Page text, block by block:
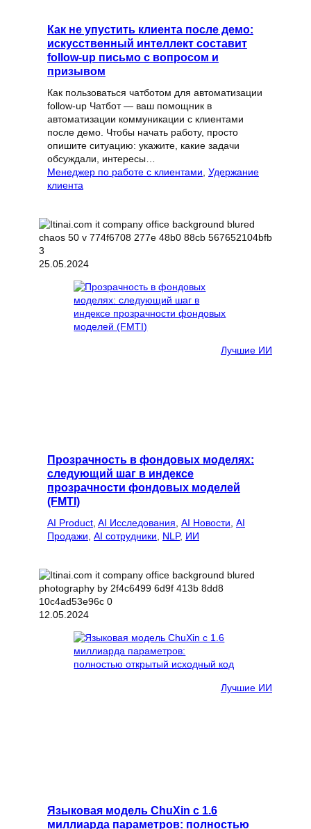
Как не упустить клиента после демо:
искусственный интеллект составит
follow-up письмо с вопросом и
призывом
Как пользоваться чатботом для автоматизации
follow-up Чатбот — ваш помощник в
автоматизации коммуникации с клиентами
после демо. Чтобы начать работу, просто
опишите ситуацию: укажите, какие задачи
обсуждали, интересы…
Менеджер по работе с клиентами Удержание
клиента
25.05.2024
Лучшие ИИ
Прозрачность в фондовых моделях:
следующий шаг в индексе
прозрачности фондовых моделей
(FMTI)
AI Product AI Исследования AI Новости AI
Продажи AI сотрудники NLP, ИИ
12.05.2024
Лучшие ИИ
Языковая модель ChuXin с 1.6
миллиарда параметров: полностью